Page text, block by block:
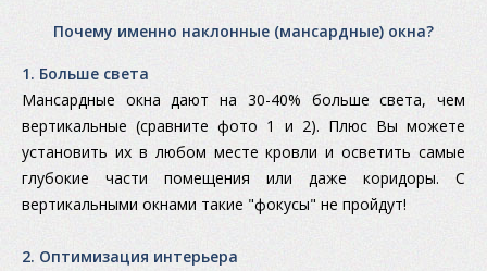
Почему именно наклонные (мансардные) окна?
1. Больше света
Мансардные окна дают на 30-40% больше света, чем
вертикальные (сравните фото 1 и 2). Плюс Вы можете
установить их в любом месте кровли и осветить самые
глубокие части помещения или даже коридоры. С
вертикальными окнами такие "фокусы" не пройдут!
2. Оптимизация интерьера